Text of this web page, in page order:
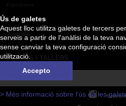
Ús de galetes
Aquest lloc utilitza galetes de tercers
serveis a partir de l'anàlisi de la teva
sense canviar la teva configuració
utilització.
Accepto
> Més informació sobre l'ús de les
Agenda
CURSOS I TALLERS